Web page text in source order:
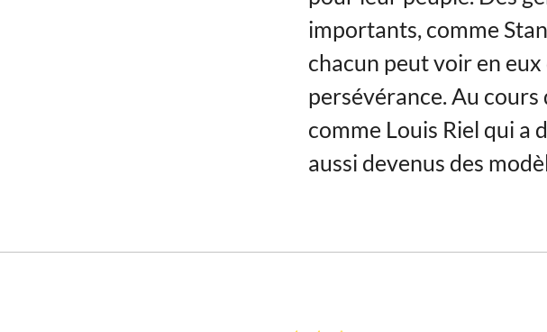
importants, comme
chacun peut voir en
persévérance. Au cours
comme Louis Riel qui a
aussi devenus des